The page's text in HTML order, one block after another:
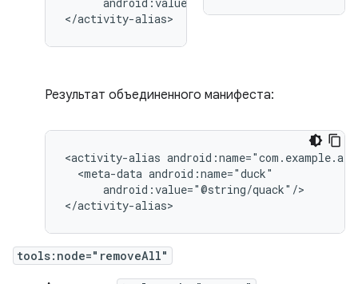
</activity-alias>
Результат объединенного манифеста:
<activity-alias
<meta-data
android:value="@string/quack"/>
</activity-alias>
tools:node="removeAll"